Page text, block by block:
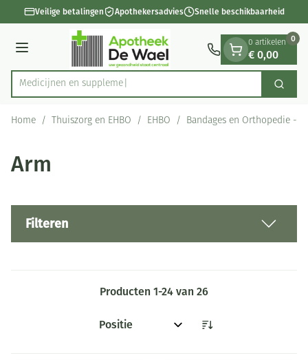
Ga naar de inhoud
1 van 1Veilige betalingen Apothekersadvies Snelle beschikbaarheid
Menu
Product, merk, categorie...
M Zoek
0 artikelen
€ 0,00
0
Home / Thuiszorg en EHBO / EHBO / Bandages en Orthopedie -
Arm
Filteren
Producten 1-24 van 26
Sorteer op: